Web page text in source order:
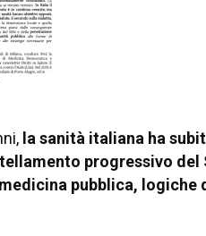
la sanità italiana ha
progressivo
pubblica,